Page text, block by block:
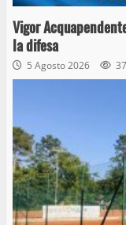
Vigor
la difesa
5 Agosto 2026 37